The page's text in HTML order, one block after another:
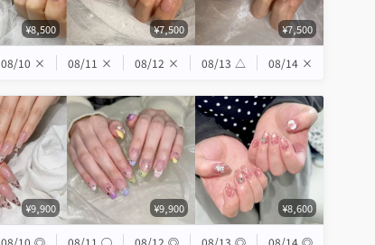
¥8,500 ¥7,500 ¥7,500
08/10 × 08/11 × 08/12 × 08/13 △ 08/14 ×
¥9,900 ¥9,900 ¥8,600
08/10 ◎ 08/11 ◯ 08/12 ◎ 08/13 ◎ 08/14 ◎